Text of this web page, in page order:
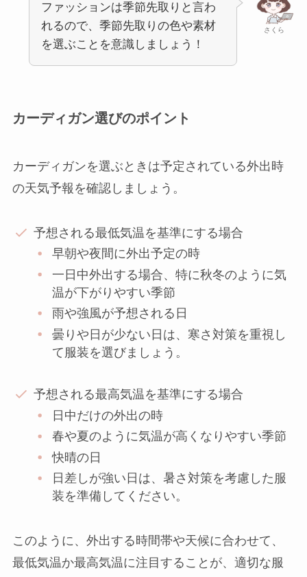
さくら
ファッションは季節先取りと言わ
れるので、季節先取りの色や素材
を選ぶことを意識しましょう！
カーディガン選びのポイント
カーディガンを選ぶときは予定されている外出時
の天気予報を確認しましょう。
予想される最低気温を基準にする場合
早朝や夜間に外出予定の時
一日中外出する場合、特に秋冬のように気
温が下がりやすい季節
雨や強風が予想される日
曇りや日が少ない日は、寒さ対策を重視し
て服装を選びましょう。
予想される最高気温を基準にする場合
日中だけの外出の時
春や夏のように気温が高くなりやすい季節
快晴の日
日差しが強い日は、暑さ対策を考慮した服
装を準備してください。
このように、外出する時間帯や天候に合わせて、
最低気温か最高気温に注目することが、適切な服